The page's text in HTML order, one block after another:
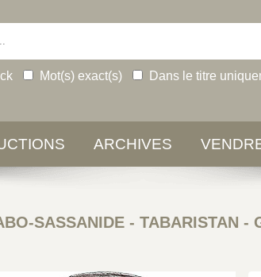
Mot(s) exact(s) Dans le titre
ARCHIVES
SASSANIDE - TABARISTAN -